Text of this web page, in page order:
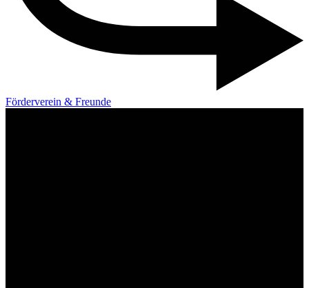
Förderverein & Freunde